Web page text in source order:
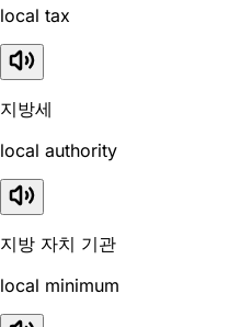
local tax
지방세
local authority
지방 자치 기관
local minimum